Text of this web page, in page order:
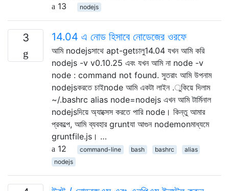
13
nodejs
3 14.04 এ নোড হিসাবে নোডেজের ওরফে
আমি nodejsসাথে apt-getচালু14.04 যখন আমি করি
nodejs -v v0.10.25 এবং যখন আমি না node -v
node : command not found. সুতরাং আমি উপনাম
nodejsকরতে চাইnode আমি একটা লাইন .ুকিয়ে দিলাম
~/.bashrc alias node=nodejs এখন আমি টার্মিনাল
nodejsদিয়ে অ্যাক্সেস করতে পারি node। কিন্তু আমার
প্রকল্পে, আমি ব্যবহার gruntযা আগুন nodemonমাধ্যমে
gruntfile.js। …
12
command-line bash bashrc
alias
nodejs